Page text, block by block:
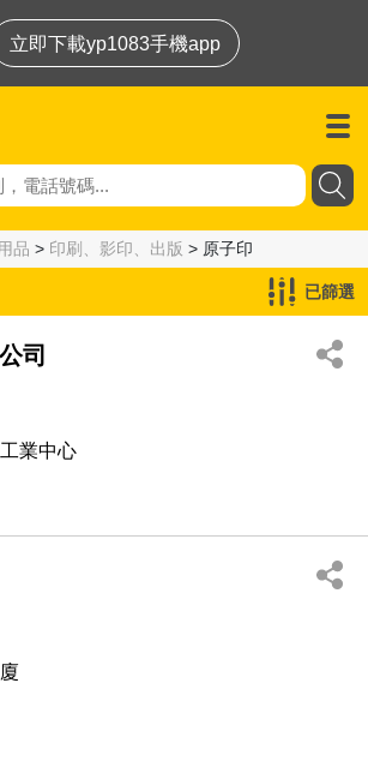
立即下載yp1083手機app
品 > 印刷、影印、出版 > 原子印
已篩選
司
業中心